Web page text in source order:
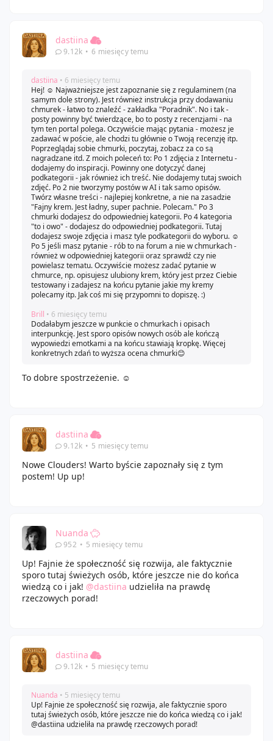
dastiina
9.12k • 6 miesięcy temu
dastiina • 6 miesięcy temu
Hej! ☺️ Najważniejsze jest zapoznanie się z regulaminem (na
samym dole strony). Jest również instrukcja przy dodawaniu
chmurek - łatwo to znaleźć - zakładka "Poradnik". No i tak -
posty powinny być twierdzące, bo to posty z recenzjami - na
tym ten portal polega. Oczywiście mając pytania - możesz je
zadawać w poście, ale chodzi tu głównie o Twoją recenzję itp.
Poprzeglądaj sobie chmurki, poczytaj, zobacz za co są
nagradzane itd. Z moich poleceń to: Po 1 zdjęcia z Internetu -
dodajemy do inspiracji. Powinny one dotyczyć danej
podkategorii - jak również ich treść. Nie dodajemy tutaj swoich
zdjęć. Po 2 nie tworzymy postów w AI i tak samo opisów.
Twórz własne treści - najlepiej konkretne, a nie na zasadzie
"Fajny krem. Jest ładny, super pachnie. Polecam." Po 3
chmurki dodajesz do odpowiedniej kategorii. Po 4 kategoria
"to i owo" - dodajesz do odpowiedniej podkategorii. Tutaj
dodajesz swoje zdjęcia i masz tyle podkategorii do wyboru. ☺️
Po 5 jeśli masz pytanie - rób to na forum a nie w chmurkach -
również w odpowiedniej kategorii oraz sprawdź czy nie
powielasz tematu. Oczywiście możesz zadać pytanie w
chmurce, np. opisujesz ulubiony krem, który jest przez Ciebie
testowany i zadajesz na końcu pytanie jakie my kremy
polecamy itp. Jak coś mi się przypomni to dopiszę. :)
Brill • 6 miesięcy temu
Dodałabym jeszcze w punkcie o chmurkach i opisach
interpunkcję. Jest sporo opisów nowych osób ale kończą
wypowiedzi emotkami a na końcu stawiają kropkę. Więcej
konkretnych zdań to wyższa ocena chmurki😊
To dobre spostrzeżenie. ☺️
dastiina
9.12k • 5 miesięcy temu
Nowe Clouders! Warto byście zapoznały się z tym
postem! Up up!
Nuanda
952 • 5 miesięcy temu
Up! Fajnie że społeczność się rozwija, ale faktycznie
sporo tutaj świeżych osób, które jeszcze nie do końca
wiedzą co i jak! @dastiina udzieliła na prawdę
rzeczowych porad!
dastiina
9.12k • 5 miesięcy temu
Nuanda • 5 miesięcy temu
Up! Fajnie że społeczność się rozwija, ale faktycznie sporo
tutaj świeżych osób, które jeszcze nie do końca wiedzą co i jak!
@dastiina udzieliła na prawdę rzeczowych porad!